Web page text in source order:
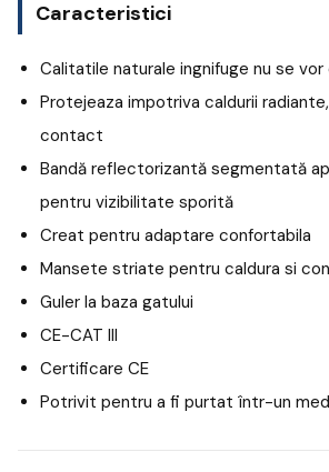
Caracteristici
Calitatile naturale ingnifuge nu se
Protejeaza impotriva caldurii
contact
Bandă reflectorizantă segmentată
pentru vizibilitate sporită
Creat pentru adaptare confortabila
Mansete striate pentru caldura si
Guler la baza gatului
CE-CAT III
Certificare CE
Potrivit pentru a fi purtat într-un